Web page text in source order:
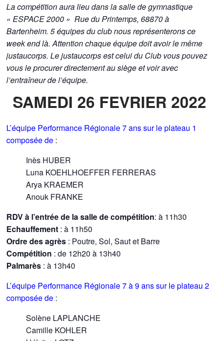
La compétition aura lieu dans la salle de gymnastique
« ESPACE 2000 » Rue du Printemps, 68870 à
Bartenheim. 5équipes du club nous représenterons ce
week end là. Attention chaque équipe doit avoir le même
justaucorps. Le justaucorps est celui du Club vous pouvez
vous le procurer directement au siège et voir avec
l’entraîneur de l’équipe.
SAMEDI 26 FEVRIER 2022
L’équipe Performance Régionale 7 ans sur le plateau 1
composée de :
Inès HUBER
Luna KOEHLHOEFFER FERRERAS
Arya KRAEMER
Anouk FRANKE
RDVà l’entrée de la sallede compétition: à 11h30
Echauffement : à 11h50
Ordre des agrès : Poutre, Sol, Saut et Barre
Compétition : de 12h20 à 13h40
Palmarès : à 13h40
L’équipe Performance Régionale 7 à 9 ans sur le plateau 2
composée de :
Solène LAPLANCHE
Camille KOHLER